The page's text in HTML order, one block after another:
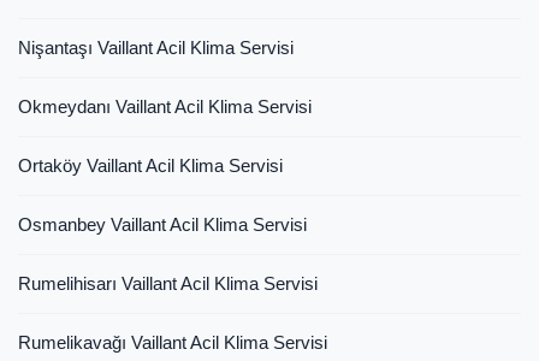
Nişantaşı Vaillant Acil Klima Servisi
Okmeydanı Vaillant Acil Klima Servisi
Ortaköy Vaillant Acil Klima Servisi
Osmanbey Vaillant Acil Klima Servisi
Rumelihisarı Vaillant Acil Klima Servisi
Rumelikavağı Vaillant Acil Klima Servisi